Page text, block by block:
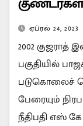
ஏப்ரல் 24, 2023
2002
பகுதியில்
படுகொலைச்
பேரையும்
நீதிபதி எஸ்